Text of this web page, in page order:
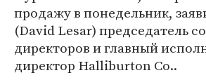
продажу в понедельник,
(David Lesar) председатель
директоров и главный
директор Halliburton Co..